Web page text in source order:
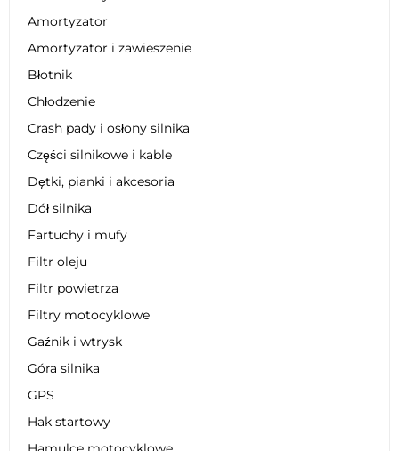
Amortyzator
Amortyzator i zawieszenie
Błotnik
Chłodzenie
Crash pady i osłony silnika
Części silnikowe i kable
Dętki, pianki i akcesoria
Dół silnika
Fartuchy i mufy
Filtr oleju
Filtr powietrza
Filtry motocyklowe
Gaźnik i wtrysk
Góra silnika
GPS
Hak startowy